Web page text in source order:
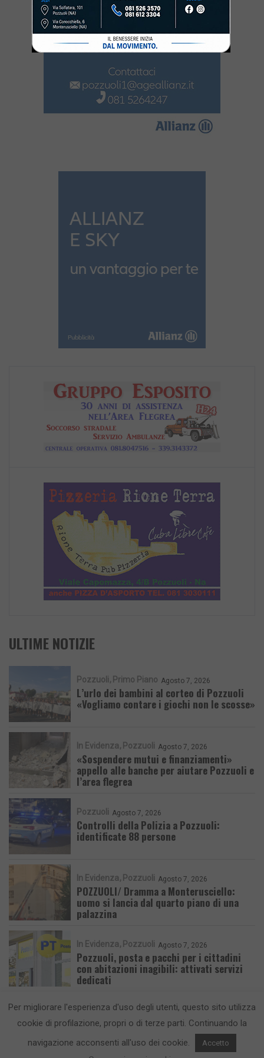
ULTIME NOTIZIE
Pozzuoli Primo Piano Agosto 7, 2026
L’urlo dei bambini al corteo di Pozzuoli
«Vogliamo contare i giochi non le scosse»
In Evidenza Pozzuoli Agosto 7, 2026
«Sospendere mutui e finanziamenti»
appello alle banche per aiutare Pozzuoli e
l’area flegrea
Pozzuoli Agosto 7, 2026
Controlli della Polizia a Pozzuoli:
identificate 88 persone
In Evidenza Pozzuoli Agosto 7, 2026
POZZUOLI/ Dramma a Monterusciello:
uomo si lancia dal quarto piano di una
palazzina
In Evidenza Pozzuoli Agosto 7, 2026
Pozzuoli, posta e pacchi per i cittadini
con abitazioni inagibili: attivati servizi
dedicati
CronacaFlegrea testata giornalistica - aut. Tribunale di Napoli n. 34 del
Per migliorare l'esperienza d'uso degli utenti, questo sito utilizza
cookie di profilazione, propri o di terze parti. Continuando la
navigazione acconsenti all'uso dei cookie.
Accetto